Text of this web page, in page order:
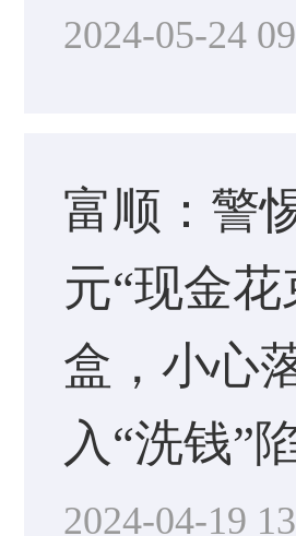
2024-05-24
富顺：警
元“现金花
盒，小心
入“洗钱”
2024-04-19